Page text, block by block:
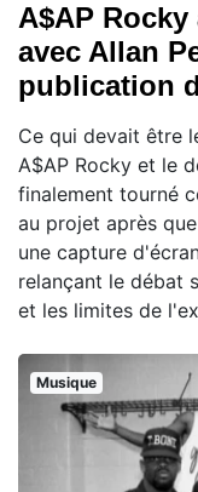
A$AP
avec Allan
publication
Ce qui devait être
A$AP Rocky et le
finalement tourné
au projet après
une capture
relançant le débat
et les limites de
Musique